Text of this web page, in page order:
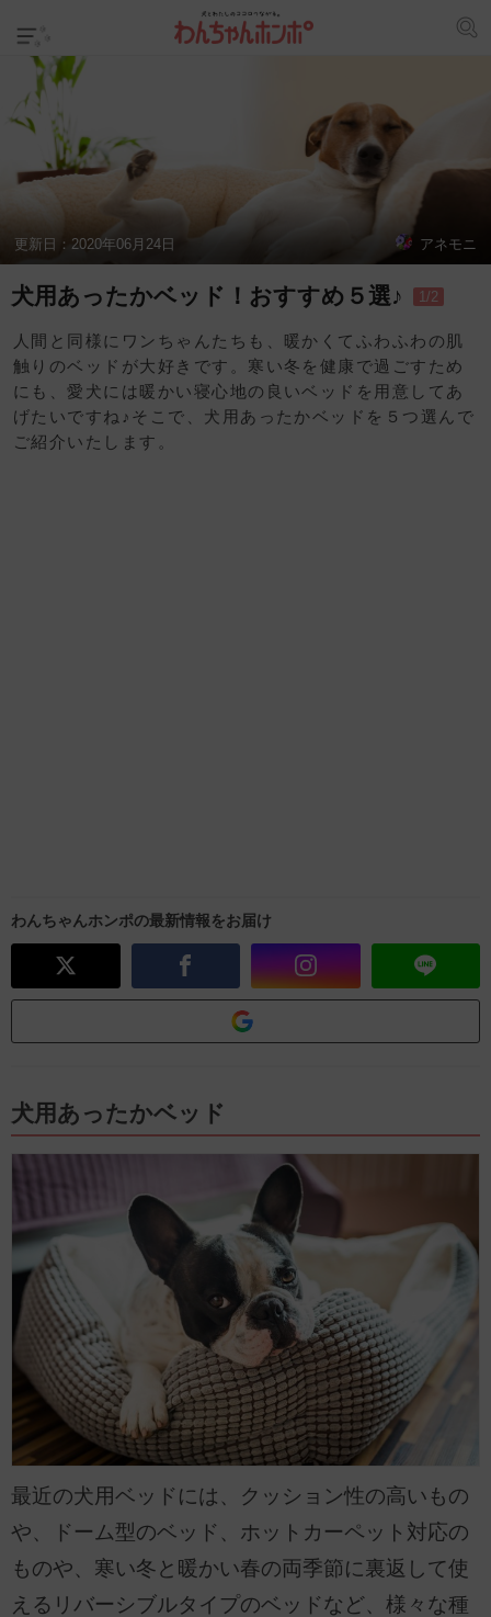
更新日： 2020年06月24日 アネモニ
犬用あったかベッド！おすすめ５選♪ 1/2
人間と同様にワンちゃんたちも、暖かくてふわふわの肌
触りのベッドが大好きです。寒い冬を健康で過ごすため
にも、愛犬には暖かい寝心地の良いベッドを用意してあ
げたいですね♪そこで、犬用あったかベッドを５つ選んで
ご紹介いたします。
わんちゃんホンポの最新情報をお届け
犬用あったかベッド
最近の犬用ベッドには、クッション性の高いもの
や、ドーム型のベッド、ホットカーペット対応の
ものや、寒い冬と暖かい春の両季節に裏返して使
えるリバーシブルタイプのベッドなど、様々な種